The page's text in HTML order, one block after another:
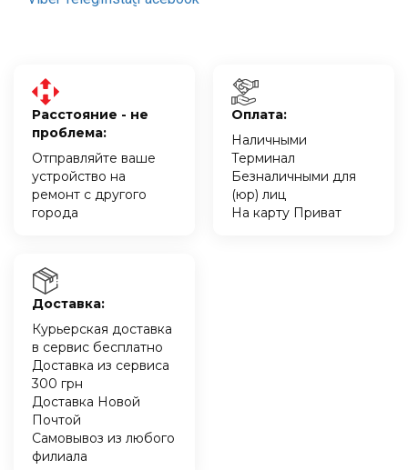
Расстояние - не
проблема:
Отправляйте ваше
устройство на
ремонт с другого
города
Оплата:
Наличными
Терминал
Безналичными для
(юр) лиц
На карту Приват
Доставка:
Курьерская доставка
в сервис бесплатно
Доставка из сервиса
300 грн
Доставка Новой
Почтой
Самовывоз из любого
филиала